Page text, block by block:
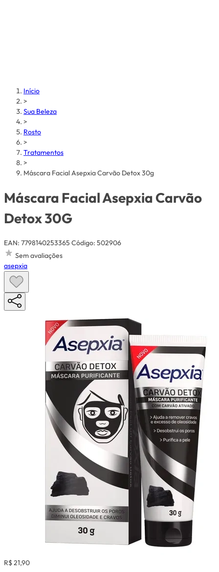
Início
>
Sua Beleza
>
Rosto
>
Tratamentos
>
Máscara Facial Asepxia Carvão Detox 30g
Máscara Facial Asepxia Carvão
Detox 30G
EAN: 7798140253365 Código: 502906
Sem avaliações
asepxia
R$ 21,90